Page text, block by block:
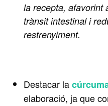
la recepta, afavorint
trànsit intestinal i
restrenyiment.
Destacar la
elaboració, ja que